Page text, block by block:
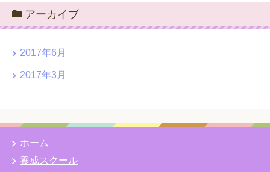
アーカイブ
2017年6月
2017年3月
ホーム
養成スクール